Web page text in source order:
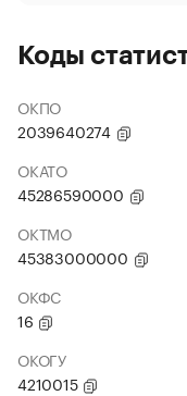
Коды
ОКПО
2039640274
ОКАТО
45286590000
ОКТМО
45383000000
ОКФС
16
ОКОГУ
4210015